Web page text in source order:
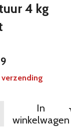
4 kg
verzending
In
winkelwagen